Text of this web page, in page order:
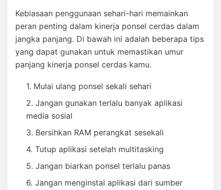
Kebiasaan penggunaan sehari-hari memainkan
peran penting dalam kinerja ponsel cerdas dalam
jangka panjang. Di bawah ini adalah beberapa tips
yang dapat gunakan untuk memastikan umur
panjang kinerja ponsel cerdas kamu.
Mulai ulang ponsel sekali sehari
Jangan gunakan terlalu banyak aplikasi
media sosial
Bersihkan RAM perangkat sesekali
Tutup aplikasi setelah multitasking
Jangan biarkan ponsel terlalu panas
Jangan menginstal aplikasi dari sumber